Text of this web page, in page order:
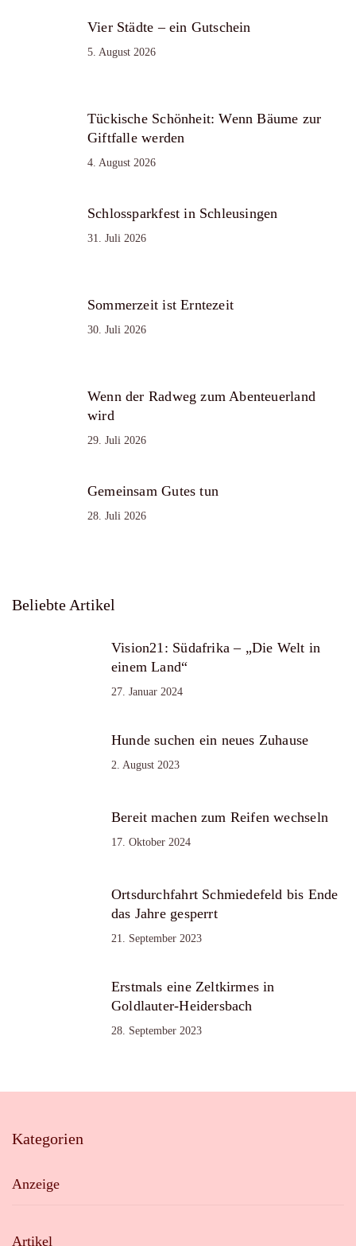
Vier Städte – ein Gutschein
5. August 2026
Tückische Schönheit: Wenn Bäume zur
Giftfalle werden
4. August 2026
Schlossparkfest in Schleusingen
31. Juli 2026
Sommerzeit ist Erntezeit
30. Juli 2026
Wenn der Radweg zum Abenteuerland
wird
29. Juli 2026
Gemeinsam Gutes tun
28. Juli 2026
Beliebte Artikel
Vision21: Südafrika – „Die Welt in
einem Land“
27. Januar 2024
Hunde suchen ein neues Zuhause
2. August 2023
Bereit machen zum Reifen wechseln
17. Oktober 2024
Ortsdurchfahrt Schmiedefeld bis Ende
das Jahre gesperrt
21. September 2023
Erstmals eine Zeltkirmes in
Goldlauter-Heidersbach
28. September 2023
Kategorien
Anzeige
Artikel